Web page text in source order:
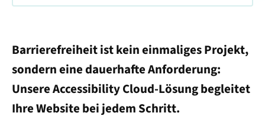
Barrierefreiheit ist kein einmaliges Projekt,
sondern eine dauerhafte Anforderung:
Unsere Accessibility Cloud-Lösung begleitet
Ihre Website bei jedem Schritt.